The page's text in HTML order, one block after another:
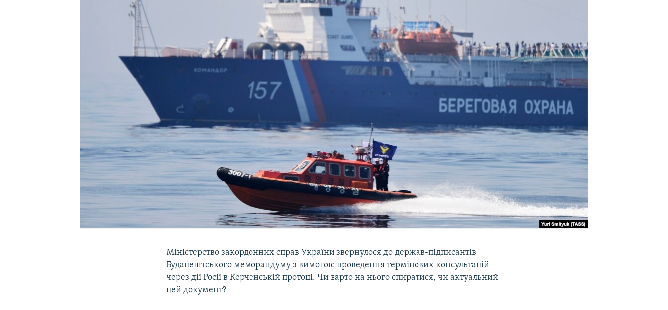
Міністерство закордонних справ України звернулося до держав-підписантів
Будапештського меморандуму з вимогою проведення термінових консультацій
через дії Росії в Керченській протоці. Чи варто на нього спиратися, чи актуальний
цей документ?